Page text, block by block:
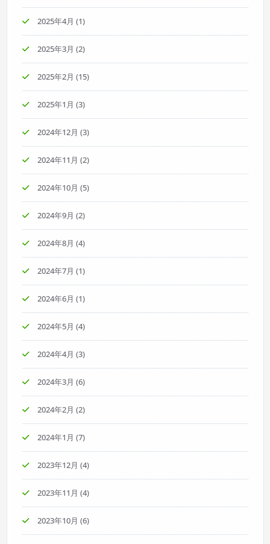
2025年4月 (1)
2025年3月 (2)
2025年2月 (15)
2025年1月 (3)
2024年12月 (3)
2024年11月 (2)
2024年10月 (5)
2024年9月 (2)
2024年8月 (4)
2024年7月 (1)
2024年6月 (1)
2024年5月 (4)
2024年4月 (3)
2024年3月 (6)
2024年2月 (2)
2024年1月 (7)
2023年12月 (4)
2023年11月 (4)
2023年10月 (6)